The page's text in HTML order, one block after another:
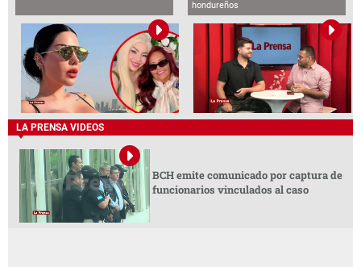
hondureños
LA PRENSA VIDEOS
BCH emite comunicado por captura de
funcionarios vinculados al caso